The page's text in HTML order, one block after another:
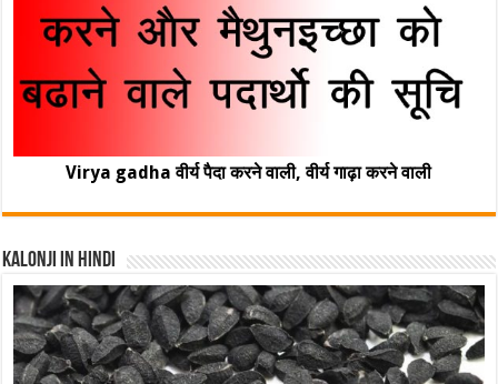
Virya gadha वीर्य पैदा करने वाली, वीर्य गाढ़ा करने वाली
Kalonji In Hindi